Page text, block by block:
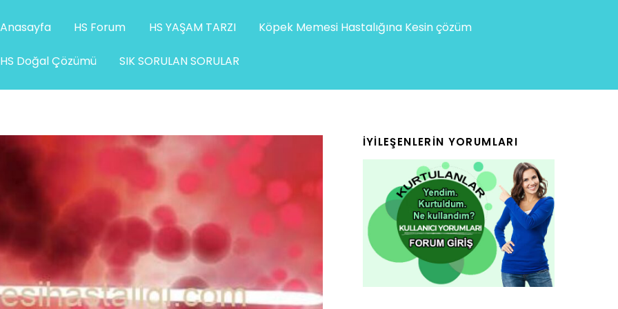
Anasayfa HS Forum HS YAŞAM TARZI Köpek Memesi Hastalığına Kesin çözüm
HS Doğal Çözümü SIK SORULAN SORULAR
İYILEŞENLERIN YORUMLARI